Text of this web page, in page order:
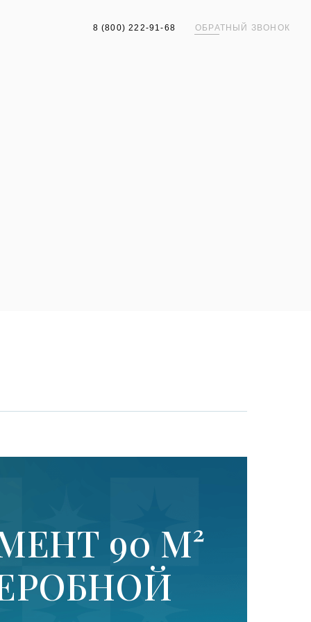
8 (800) 222-91-68 ОБРАТНЫЙ ЗВОНОК
90 М²